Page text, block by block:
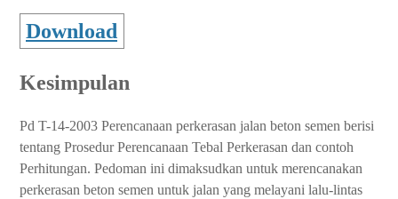
Download
Kesimpulan
Pd T-14-2003 Perencanaan perkerasan jalan beton semen berisi
tentang Prosedur Perencanaan Tebal Perkerasan dan contoh
Perhitungan. Pedoman ini dimaksudkan untuk merencanakan
perkerasan beton semen untuk jalan yang melayani lalu-lintas